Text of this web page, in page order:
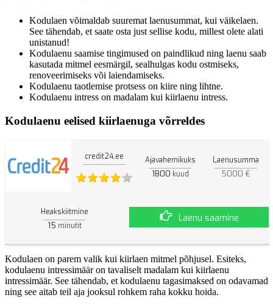
Kodulaen võimaldab suuremat laenusummat, kui väikelaen.
See tähendab, et saate osta just sellise kodu, millest olete alati
unistanud!
Kodulaenu saamise tingimused on paindlikud ning laenu saab
kasutada mitmel eesmärgil, sealhulgas kodu ostmiseks,
renoveerimiseks või laiendamiseks.
Kodulaenu taotlemise protsess on kiire ning lihtne.
Kodulaenu intress on madalam kui kiirlaenu intress.
Kodulaenu eelised kiirlaenuga võrreldes
credit24.ee Ajavahemikuks
1800 kuud
Laenusumma
5000 €
Heakskiitmine
15 minutit
Laenu saamine
Kodulaen on parem valik kui kiirlaen mitmel põhjusel. Esiteks,
kodulaenu intressimäär on tavaliselt madalam kui kiirlaenu
intressimäär. See tähendab, et kodulaenu tagasimaksed on odavamad
ning see aitab teil aja jooksul rohkem raha kokku hoida.